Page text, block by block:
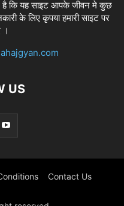
है कि यह साइट आपके जीवन मे कुछ
के लिए कृपया हमारी साइट पर
।
US
Contact Us